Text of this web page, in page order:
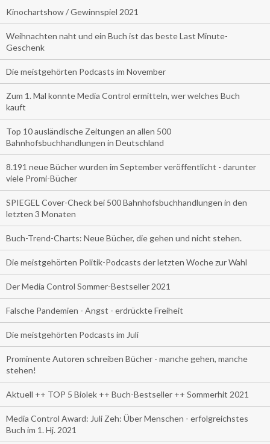
Kinochartshow / Gewinnspiel 2021
Weihnachten naht und ein Buch ist das beste Last Minute-
Geschenk
Die meistgehörten Podcasts im November
Zum 1. Mal konnte Media Control ermitteln, wer welches Buch
kauft
Top 10 ausländische Zeitungen an allen 500
Bahnhofsbuchhandlungen in Deutschland
8.191 neue Bücher wurden im September veröffentlicht - darunter
viele Promi-Bücher
SPIEGEL Cover-Check bei 500 Bahnhofsbuchhandlungen in den
letzten 3 Monaten
Buch-Trend-Charts: Neue Bücher, die gehen und nicht stehen.
Die meistgehörten Politik-Podcasts der letzten Woche zur Wahl
Der Media Control Sommer-Bestseller 2021
Falsche Pandemien - Angst - erdrückte Freiheit
Die meistgehörten Podcasts im Juli
Prominente Autoren schreiben Bücher - manche gehen, manche
stehen!
Aktuell ++ TOP 5 Biolek ++ Buch-Bestseller ++ Sommerhit 2021
Media Control Award: Juli Zeh: Über Menschen - erfolgreichstes
Buch im 1. Hj. 2021